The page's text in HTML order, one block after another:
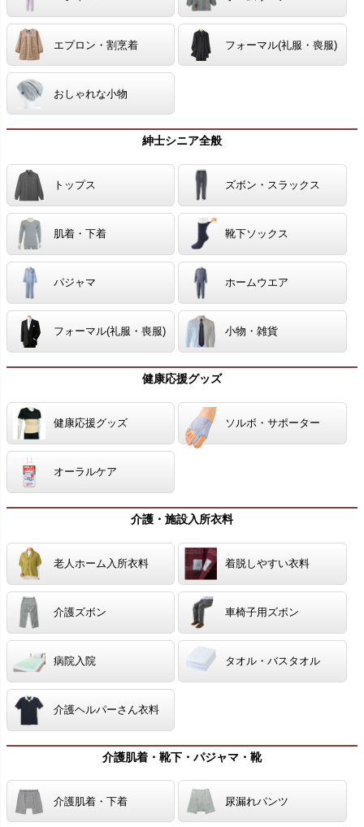
エプロン・割烹着 フォーマル(礼服・喪服)
おしゃれな小物
紳士シニア全般
トップス ズボン・スラックス
肌着・下着 靴下ソックス
パジャマ ホームウエア
フォーマル(礼服・喪服) 小物・雑貨
健康応援グッズ
健康応援グッズ ソルボ・サポーター
オーラルケア
介護・施設入所衣料
老人ホーム入所衣料 着脱しやすい衣料
介護ズボン 車椅子用ズボン
病院入院 タオル・バスタオル
介護ヘルパーさん衣料
介護肌着・靴下・パジャマ・靴
介護肌着・下着 尿漏れパンツ